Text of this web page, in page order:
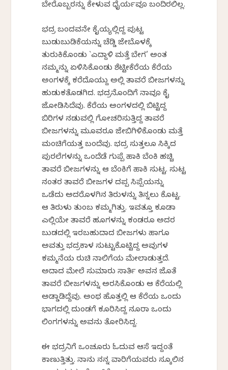
ಬೇರೊಬ್ಬರನ್ನು ಕೇಳುವ ಧೈರ್ಯವೂ ಬಂದಿರಲಿಲ್ಲ.
ಭದ್ರ ಬಂದವನೇ ಕೈಯ್ಯಲ್ಲಿದ್ದ ಪುಟ್ಟ
ಬುಡುಬುಡಿಕೆಯನ್ನು ಚೆಡ್ಡಿ ಜೇಬೊಳಕ್ಕೆ
ತುರುಕಿಕೊಂಡು `ಎದ್ದಾಳಿ ಮತ್ತೆ ಬೇಗ’ ಅಂತ
ನಮ್ಮನ್ನು ಏಳಿಸಿಕೊಂಡು ಶೆಟ್ಟೀಕೆರೆಯ ಕೆರೆಯ
ಅಂಗಳಕ್ಕೆ ಕರೆದೊಯ್ದು ಅಲ್ಲಿ ತಾವರೆ ಬೀಜಗಳನ್ನು
ಹುಡುಕತೊಡಗಿದ. ಭದ್ರನೊಂದಿಗೆ ನಾವೂ ಕೈ
ಜೋಡಿಸಿದೆವು. ಕೆರೆಯ ಅಂಗಳದಲ್ಲಿ ಬಿಟ್ಟಿದ್ದ
ಬಿರಿಗಳ ನಡುವಲ್ಲಿ ಗೋಚರಿಸುತ್ತಿದ್ದ ತಾವರೆ
ಬೀಜಗಳನ್ನು ಮೂವರೂ ಜೇಬಿಗಿಳಿಕೊಂಡು ಮತ್ತೆ
ಮಂಚಿಗೆಯತ್ತ ಬಂದೆವು. ಭದ್ರ ಸುತ್ತಲೂ ಸಿಕ್ಕಿದ
ಪುರಲೆಗಳನ್ನು ಒಂದೆಡೆ ಗುಪ್ಪೆ ಹಾಕಿ ಬೆಂಕಿ ಹಚ್ಚಿ
ತಾವರೆ ಬೀಜಗಳನ್ನು ಆ ಬೆಂಕಿಗೆ ಹಾಕಿ ಸುಟ್ಟ. ಸುಟ್ಟ
ನಂತರ ತಾವರೆ ಬೀಜಗಳ ದಪ್ಪ ಸಿಪ್ಪೆಯನ್ನು
ಒಡೆದು ಅದರೊಳಗಿನ ತಿರುಳನ್ನು ತಿನ್ನಲು ಕೊಟ್ಟ.
ಆ ತಿರುಳು ತುಂಬ ಕಮ್ಮಗಿತ್ತು. ಇವತ್ತೂ ಕೂಡಾ
ಎಲ್ಲಿಯೇ ತಾವರೆ ಹೂಗಳನ್ನು ಕಂಡರೂ ಅದರ
ಬುಡದಲ್ಲಿ ಇರಬಹುದಾದ ಬೀಜಗಳು ಹಾಗೂ
ಅವತ್ತು ಭದ್ರಕಾಳ ಸುಟ್ಟುಕೊಟ್ಟಿದ್ದ ಅವುಗಳ
ಕಮ್ಮನೆಯ ರುಚಿ ನಾಲಿಗೆಯ ಮೇಲಾಡುತ್ತದೆ.
ಅದಾದ ಮೇಲೆ ಸುಮಾರು ಸಾರ್ತಿ ಅವನ ಜೊತೆ
ತಾವರೆ ಬೀಜಗಳನ್ನು ಅರಸಿಕೊಂಡು ಆ ಕೆರೆಯಲ್ಲಿ
ಅಡ್ಡಾಡಿದ್ದೆವು. ಅಂಥ ಹೊತ್ತಲ್ಲಿ ಆ ಕೆರೆಯ ಒಂದು
ಭಾಗದಲ್ಲಿ ದುಂಡಗೆ ಕೂರಿಸಿದ್ದ ನೂರಾ ಒಂದು
ಲಿಂಗಗಳನ್ನು ಅವನು ತೋರಿಸಿದ್ದ.
ಈ ಭದ್ರನಿಗೆ ಒಂಚೂರು ಓದುವ ಆಸೆ ಇದ್ದಂತೆ
ಕಾಣುತ್ತಿತ್ತು. ನಾನು ನನ್ನ ವಾರಿಗೆಯವರು ಸ್ಕೂಲಿನ